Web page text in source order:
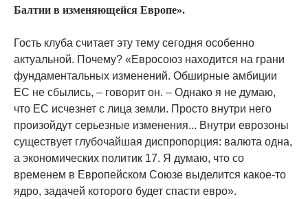
Балтии в изменяющейся Европе».
Гость клуба считает эту тему сегодня особенно
актуальной. Почему? «Евросоюз находится на грани
фундаментальных изменений. Обширные амбиции
ЕС не сбылись, – говорит он. – Однако я не думаю,
что ЕС исчезнет с лица земли. Просто внутри него
произойдут серьезные изменения... Внутри еврозоны
существует глубочайшая диспропорция: валюта одна,
а экономических политик 17. Я думаю, что со
временем в Европейском Союзе выделится какое-то
ядро, задачей которого будет спасти евро».